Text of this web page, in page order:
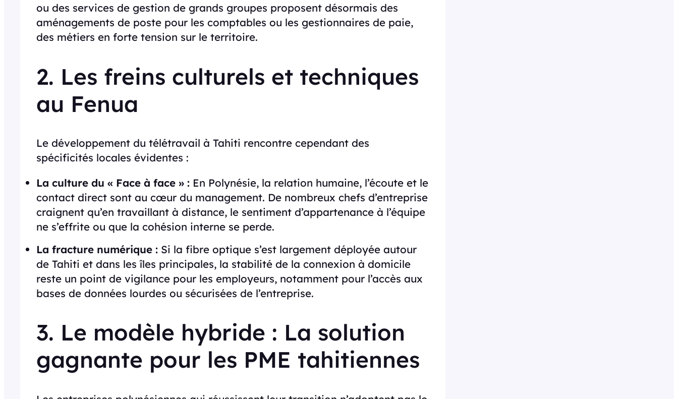
ou des services de gestion de grands groupes proposent désormais des
aménagements de poste pour les comptables ou les gestionnaires de paie,
des métiers en forte tension sur le territoire.
2. Les freins culturels et techniques
au Fenua
Le développement du télétravail à Tahiti rencontre cependant des
spécificités locales évidentes :
La culture du « Face à face » : En Polynésie, la relation humaine, l’écoute et le
contact direct sont au cœur du management. De nombreux chefs d’entreprise
craignent qu’en travaillant à distance, le sentiment d’appartenance à l’équipe
ne s’effrite ou que la cohésion interne se perde.
La fracture numérique : Si la fibre optique s’est largement déployée autour
de Tahiti et dans les îles principales, la stabilité de la connexion à domicile
reste un point de vigilance pour les employeurs, notamment pour l’accès aux
bases de données lourdes ou sécurisées de l’entreprise.
3. Le modèle hybride : La solution
gagnante pour les PME tahitiennes